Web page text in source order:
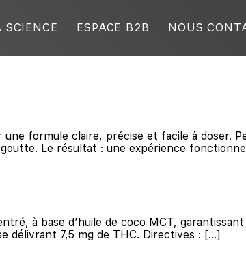
SCIENCE ESPACE B2B NOUS
formule claire, précise et facile à doser.
Le résultat : une expérience
à base d’huile de coco MCT, garantissant
délivrant 7,5 mg de THC. Directives : […]